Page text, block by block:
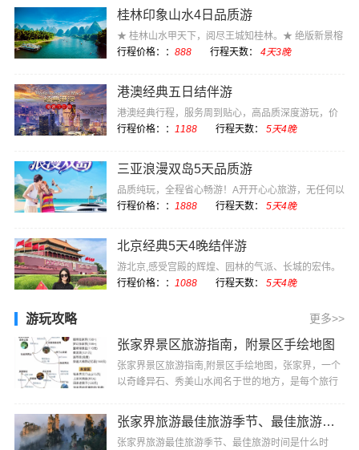
桂林印象山水4日品质游
★ 桂林山水甲天下，阅尽王城知桂林。★ 绝版新景榕
杉湖，演绎着···
行程价格：： 888 行程天数： 4天3晚
港澳经典五日结伴游
港澳经典行程，服务周到贴心，高品质深度游玩，价
格实惠
行程价格：： 1188 行程天数： 5天4晚
三亚浪漫双岛5天品质游
品质纯玩，全程省心畅游！A开开心心旅游，无任何以
购物为目的的强···
行程价格：： 1888 行程天数： 5天4晚
北京经典5天4晚结伴游
游北京,感受宫殿的辉煌、园林的气派、长城的宏伟。
感受现代化国际···
行程价格：： 1088 行程天数： 5天4晚
游玩攻略 更多>>
张家界景区旅游指南，附景区手绘地图
张家界景区旅游指南,附景区手绘地图，张家界，一个
以奇峰异石、秀美山水闻名于世的地方，是每个旅行
的···
张家界旅游最佳旅游季节、最佳旅游时间是什么时候？
张家界旅游最佳旅游季节、最佳旅游时间是什么时